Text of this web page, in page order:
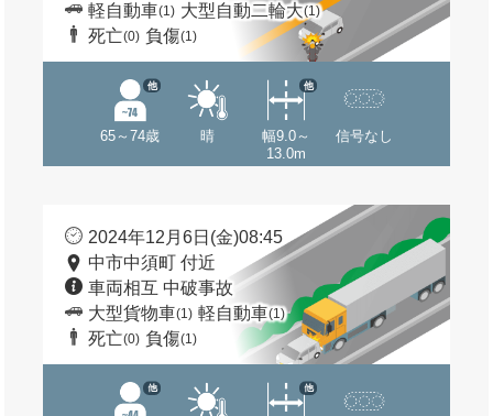
軽自動車(1) 大型自動二輪大(1)
死亡(0) 負傷(1)
65～74歳
他
晴
幅9.0～
13.0m
他
信号なし
2024年12月6日(金)08:45
中市中須町 付近
車両相互 中破事故
大型貨物車(1) 軽自動車(1)
死亡(0) 負傷(1)
他 他